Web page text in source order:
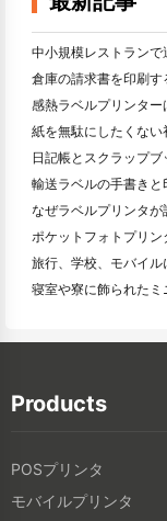
中小規模レストラン
紙を無駄にしたくな
輸送ラベルの手書き
なぜラベルプリンタが
寝室や寮に飾られた
Products
POSプリンタ
モバイルプリンタ